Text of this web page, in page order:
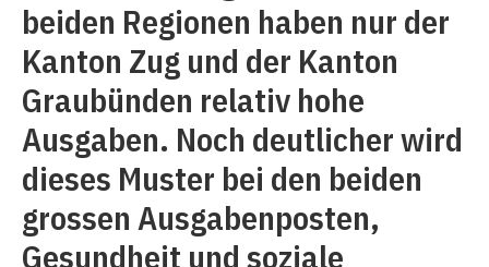
beiden Regionen haben nur der
Kanton Zug und der Kanton
Graubünden relativ hohe
Ausgaben. Noch deutlicher wird
dieses Muster bei den beiden
grossen Ausgabenposten,
Gesundheit und soziale